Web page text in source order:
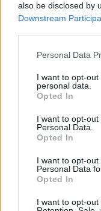
also be disclosed by
Downstream
Personal Data
I want to opt-
personal data.
Opted In
I want to opt-
Personal Data.
Opted In
I want to opt-
Personal Data
Opted In
I want to opt-out
VW: Η δύσκολη εξίσωση
αναδιάρθρωσης
Alpha Bank: Για πρώτη
πύλες του σε όλους